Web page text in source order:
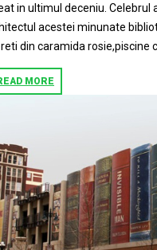
in ultimul deceniu. Celebrul
acestei minunate
din caramida rosie,piscine
MORE